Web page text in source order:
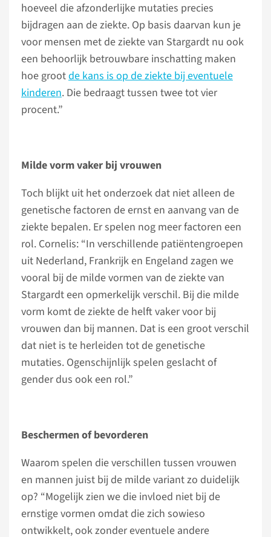
hoeveel die afzonderlijke mutaties precies
bijdragen aan de ziekte. Op basis daarvan kun je
voor mensen met de ziekte van Stargardt nu ook
een behoorlijk betrouwbare inschatting maken
hoe grootde kans is op de ziekte bij eventuele
kinderen. Die bedraagt tussen twee tot vier
procent.”
Milde vorm vaker bij vrouwen
Toch blijkt uit het onderzoek dat niet alleen de
genetische factoren de ernst en aanvang van de
ziekte bepalen. Er spelen nog meer factoren een
rol. Cornelis: “In verschillende patiëntengroepen
uit Nederland, Frankrijk en Engeland zagen we
vooral bij de milde vormen van de ziekte van
Stargardt een opmerkelijk verschil. Bij die milde
vorm komt de ziekte de helft vaker voor bij
vrouwen dan bij mannen. Dat is een groot verschil
dat niet is te herleiden tot de genetische
mutaties. Ogenschijnlijk spelen geslacht of
gender dus ook een rol.”
Beschermen of bevorderen
Waarom spelen die verschillen tussen vrouwen
en mannen juist bij de milde variant zo duidelijk
op? “Mogelijk zien we die invloed niet bij de
ernstige vormen omdat die zich sowieso
ontwikkelt, ook zonder eventuele andere